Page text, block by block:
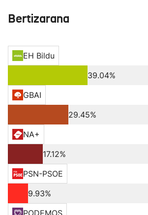
Bertizarana
EH Bildu
39.04%
GBAI
29.45%
NA+
17.12%
PSN-PSOE
9.93%
PODEMOS